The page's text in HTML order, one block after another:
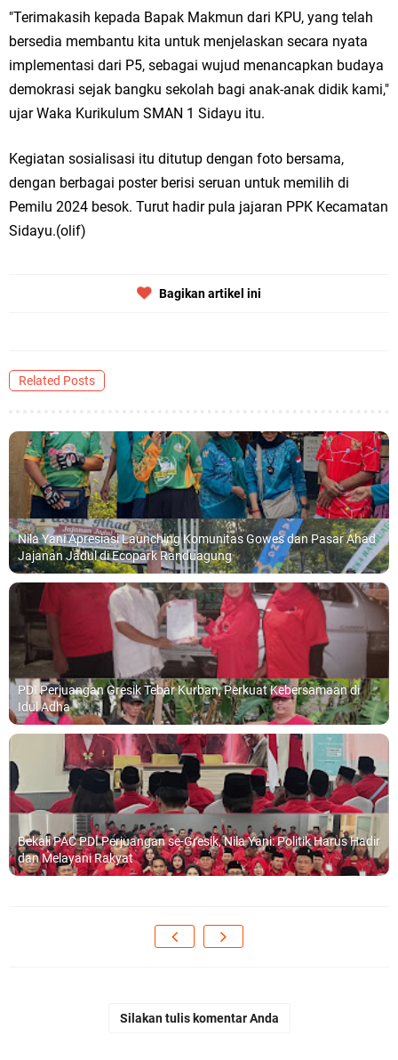
"Terimakasih kepada Bapak Makmun dari KPU, yang telah
bersedia membantu kita untuk menjelaskan secara nyata
implementasi dari P5, sebagai wujud menancapkan budaya
demokrasi sejak bangku sekolah bagi anak-anak didik kami,"
ujar Waka Kurikulum SMAN 1 Sidayu itu.
Kegiatan sosialisasi itu ditutup dengan foto bersama,
dengan berbagai poster berisi seruan untuk memilih di
Pemilu 2024 besok. Turut hadir pula jajaran PPK Kecamatan
Sidayu.(olif)
Bagikan artikel ini
Related Posts
Nila Yani Apresiasi Launching Komunitas Gowes dan Pasar Ahad
Jajanan Jadul di Ecopark Randuagung
PDI Perjuangan Gresik Tebar Kurban, Perkuat Kebersamaan di
Idul Adha
Bekali PAC PDI Perjuangan se-Gresik, Nila Yani: Politik Harus Hadir
dan Melayani Rakyat
Silakan tulis komentar Anda